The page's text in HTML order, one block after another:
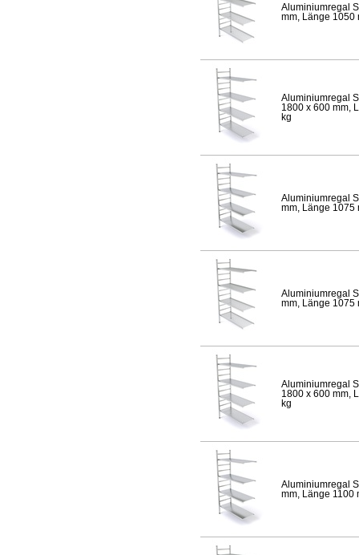
Aluminiumregal
mm, Länge 1050
Aluminiumregal
1800 x 600 mm,
kg
Aluminiumregal
mm, Länge 1075
Aluminiumregal
mm, Länge 1075
Aluminiumregal
1800 x 600 mm,
kg
Aluminiumregal
mm, Länge 1100